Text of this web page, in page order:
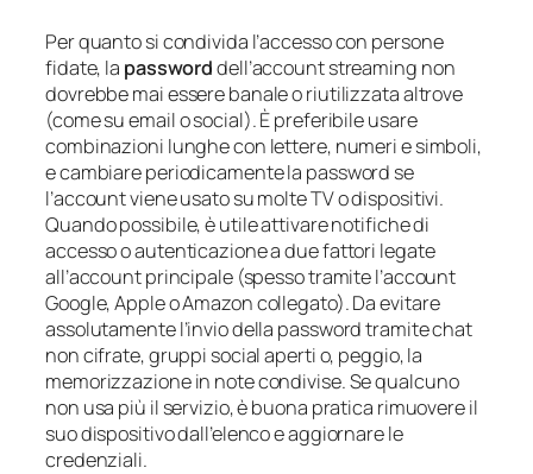
Per quanto si condivida l’accesso con persone
fidate, la passworddell’account streaming non
dovrebbe mai essere banale o riutilizzata altrove
(come su email o social). È preferibile usare
combinazioni lunghe con lettere, numeri e simboli,
e cambiare periodicamente la password se
l’account viene usato su molte TV o dispositivi.
Quando possibile, è utile attivare notifiche di
accesso o autenticazione a due fattori legate
all’account principale (spesso tramite l’account
Google, Apple o Amazon collegato). Da evitare
assolutamente l’invio della password tramite chat
non cifrate, gruppi social aperti o, peggio, la
memorizzazione in note condivise. Se qualcuno
non usa più il servizio, è buona pratica rimuovere il
suo dispositivo dall’elenco e aggiornare le
credenziali.